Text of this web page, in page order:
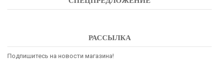
РАССЫЛКА
Подпишитесь на новости магазина!